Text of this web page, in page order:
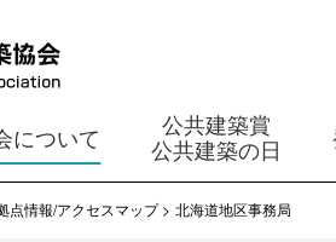
について
公共建築賞
公共建築の日
点情報/アクセスマップ 北海道地区事務局